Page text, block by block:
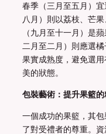
春季（三月至五月）
八月）則以荔枝、芒
（九月至十一月）是
二月至二月）則應選
果實成熟度，避免選
美的狀態。
包裝藝術：提升果籃
一個成功的果籃，其
了對受禮者的尊重。